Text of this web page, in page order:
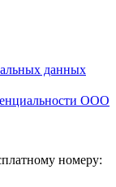
данных
ООО
номеру: